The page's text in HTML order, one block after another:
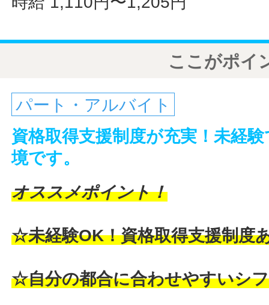
ここがポイ
パート・アルバイト
資格取得支援制度が充実！未経
境です。
オススメポイント！
☆未経験OK！資格取得支援制度
☆自分の都合に合わせやすいシ